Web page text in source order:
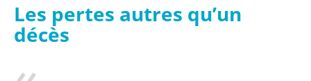
Les pertes autres qu’un
décès